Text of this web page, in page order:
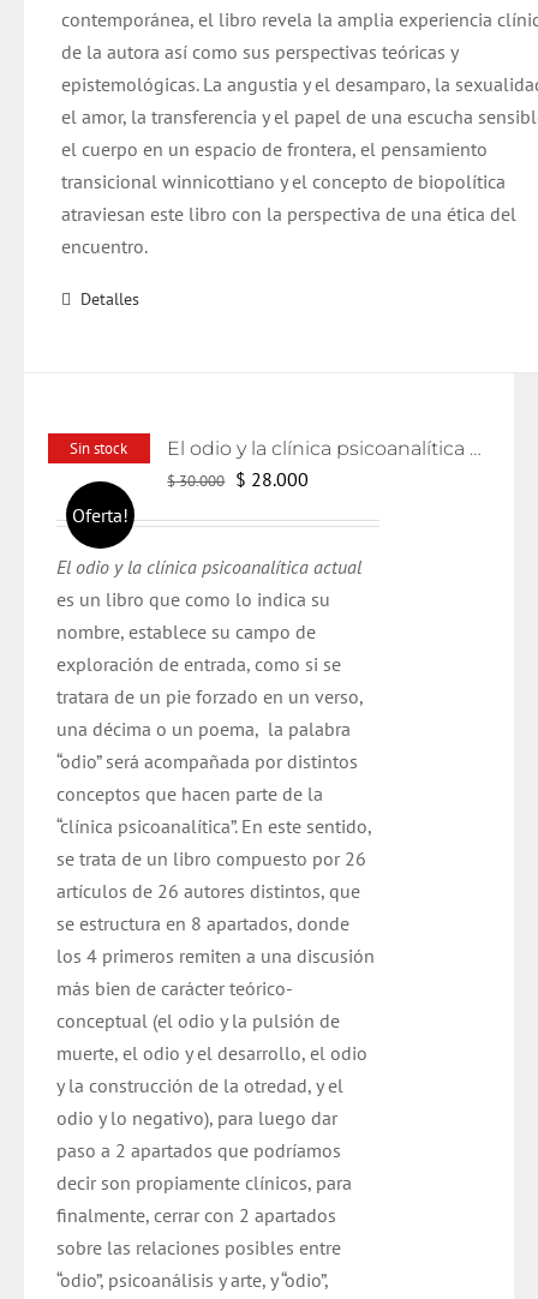
contemporánea, el libro revela la amplia experiencia
de la autora así como sus perspectivas teóricas y
epistemológicas.La angustia y el desamparo, la
el amor, la transferencia y el papel de una escucha
el cuerpo en un espacio de frontera, el pensamiento
transicional winnicottiano y el concepto de biopolítica
atraviesan este libro con la perspectiva de una ética del
encuentro.
Detalles
Sin stock
Oferta!
El odio y la clínica psicoanalítica actual
$30.000 El
era:
$ 30.000.
$ 28.000
es:
$ 28.000.
El odio y la clínica psicoanalítica actual
es un libro que como lo indica su
nombre, establece su campo de
exploración de entrada, como si se
tratara de un pie forzado en un verso,
una décima o un poema, la palabra
“odio” será acompañada por distintos
conceptos que hacen parte de la
“clínica psicoanalítica”. En este sentido,
se trata de un libro compuesto por 26
artículos de 26 autores distintos, que
se estructura en 8 apartados, donde
los 4 primeros remiten a una discusión
más bien de carácter teórico-
conceptual (el odio y la pulsión de
muerte, el odio y el desarrollo, el odio
y la construcción de la otredad, y el
odio y lo negativo), para luego dar
paso a 2 apartados que podríamos
decir son propiamente clínicos, para
finalmente, cerrar con 2 apartados
sobre las relaciones posibles entre
“odio”, psicoanálisis y arte, y “odio”,